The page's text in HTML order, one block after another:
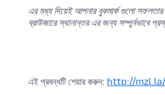
এর মধ্য দিয়েই আপনার বুকমার্ক গুলো
ব্রাউজারে স্থানান্তর এর জন্য সম্পুর্নভাবে
এই প্রবন্ধটি শেয়ার করুন: http://